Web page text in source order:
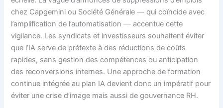
chez Capgemini ou Société Générale — qui coïncide avec
l’amplification de l’automatisation — accentue cette
vigilance. Les syndicats et investisseurs souhaitent éviter
que l’IA serve de prétexte à des réductions de coûts
rapides, sans gestion des compétences ou anticipation
des reconversions internes. Une approche de formation
continue intégrée au plan IA devient donc un impératif pour
éviter une crise d’image mais aussi de gouvernance RH.